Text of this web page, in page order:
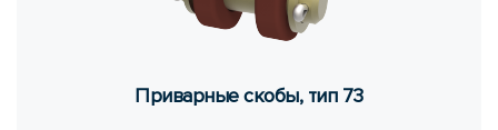
При­вар­ные скобы, тип 73